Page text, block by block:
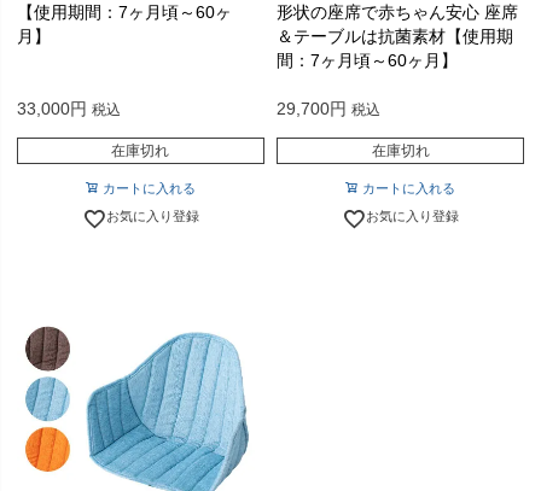
【使用期間：7ヶ月頃～60ヶ
月】
33,000 税込
在庫切れ
カートに入れる
お気に入り登録
形状の座席で赤ちゃん安心 座席
＆テーブルは抗菌素材【使用期
間：7ヶ月頃～60ヶ月】
29,700 税込
在庫切れ
カートに入れる
お気に入り登録